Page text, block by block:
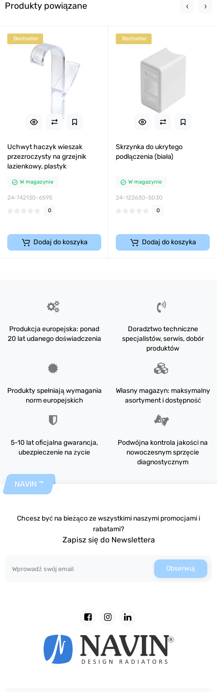
Produkty powiązane
Bestseller
Uchwyt haczyk wieszak
przezroczysty na grzejnik
lazienkowy, plastyk
W magazynie
24-742130-6595
0
Dodaj do koszyka
Bestseller
Skrzynka do ukrytego
podłączenia (biała)
W magazynie
24-122630-5030
0
Dodaj do koszyka
Produkcja europejska: ponad
20 lat udanego doświadczenia
Doradztwo techniczne
specjalistów, serwis, dobór
produktów
Produkty spełniają wymagania
norm europejskich
Własny magazyn: maksymalny
asortyment i dostępność
5-10 lat oficjalna gwarancja,
ubezpieczenie na życie
Podwójna kontrola jakości na
nowoczesnym sprzęcie
diagnostycznym
NAVIN ™
Chcesz być na bieżąco ze wszystkimi naszymi promocjami i
rabatami?
Zapisz się do Newslettera
Obserwuj